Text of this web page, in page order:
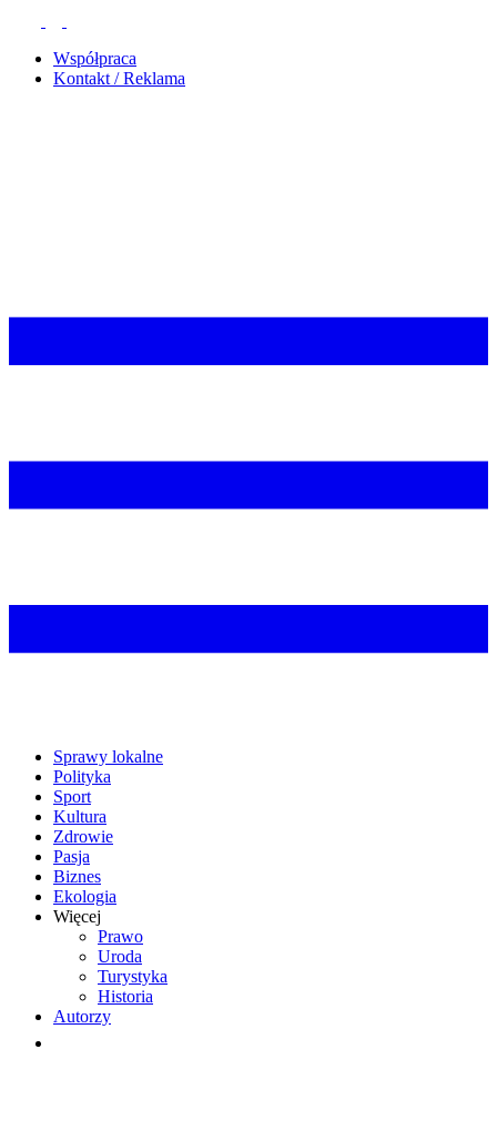
Współpraca
Kontakt / Reklama
Sprawy lokalne
Polityka
Sport
Kultura
Zdrowie
Pasja
Biznes
Ekologia
Więcej
Prawo
Uroda
Turystyka
Historia
Autorzy